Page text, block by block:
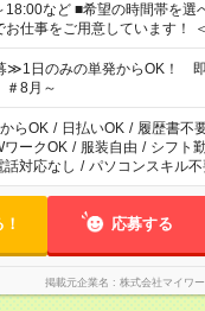
など ■希望の時間帯を選べます！ ▼他に
お仕事をご用意しています！
22:00 13:00～22:00 22:00～
≫1日のみの単発からOK！
8月～
らOK / 日払いOK / 履歴書不
ワークOK / 服装自由 / シフト
話対応なし / パソコンスキル
応募する
掲載元企業名 株式会社マイワ